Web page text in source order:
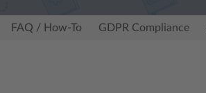
FAQ / How-To GDPR Compliance